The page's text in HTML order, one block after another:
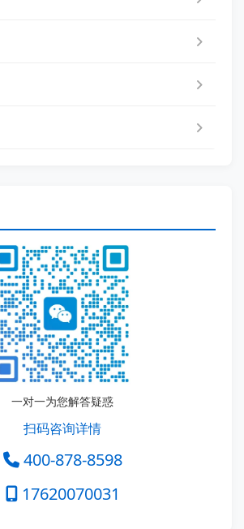
一对一为您解答疑惑
扫码咨询详情
400-878-8598
17620070031